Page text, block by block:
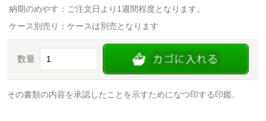
納期のめやす：ご注文日より1週間程度となります。
ケース別売り：ケースは別売となります
数量
その書類の内容を承認したことを示すためになつ印する印鑑。